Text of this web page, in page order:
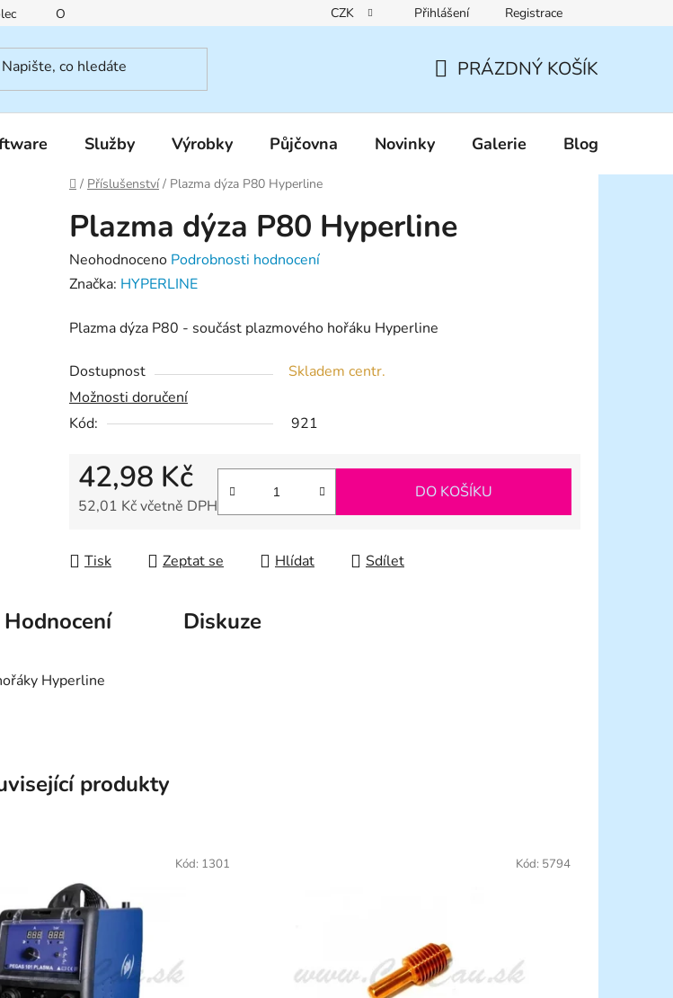
O nás Reklamační řád Pravidla zákaznických slev
CZK Přihlášení Registrace
KOŠÍK
PRÁZDNÝ KOŠÍK
Služby Výrobky Půjčovna Novinky Galerie Blog
Domů
/ Příslušenství / Plazma dýza P80 Hyperline
Plazma dýza P80 Hyperline
Průměrné
hodnocení
je
z
5
hvězdiček.
Neohodnoceno Podrobnosti hodnocení
Značka: HYPERLINE
Plazma dýza P80 - součást plazmového hořáku Hyperline
Dostupnost
Skladem centr.
Možnosti doručení
Kód:
921
42,98 Kč
52,01 Kč včetně DPH
DO KOŠÍKU
Tisk Zeptat se Hlídat Sdílet
Hodnocení Diskuze
Hyperline
produkty
Kód: 1301 Kód: 5794